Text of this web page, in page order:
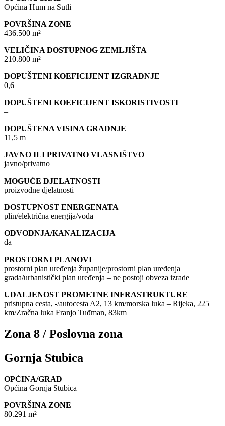
Općina Hum na Sutli
POVRŠINA ZONE
436.500 m²
VELIČINA DOSTUPNOG ZEMLJIŠTA
210.800 m²
DOPUŠTENI KOEFICIJENT IZGRADNJE
0,6
DOPUŠTENI KOEFICIJENT ISKORISTIVOSTI
–
DOPUŠTENA VISINA GRADNJE
11,5 m
JAVNO ILI PRIVATNO VLASNIŠTVO
javno/privatno
MOGUĆE DJELATNOSTI
proizvodne djelatnosti
DOSTUPNOST ENERGENATA
plin/električna energija/voda
ODVODNJA/KANALIZACIJA
da
PROSTORNI PLANOVI
prostorni plan uređenja županije/prostorni plan uređenja
grada/urbanistički plan uređenja – ne postoji obveza izrade
UDALJENOST PROMETNE INFRASTRUKTURE
pristupna cesta, -/autocesta A2, 13 km/morska luka – Rijeka, 225
km/Zračna luka Franjo Tuđman, 83km
Zona 8 / Poslovna zona
Gornja Stubica
OPĆINA/GRAD
Općina Gornja Stubica
POVRŠINA ZONE
80.291 m²